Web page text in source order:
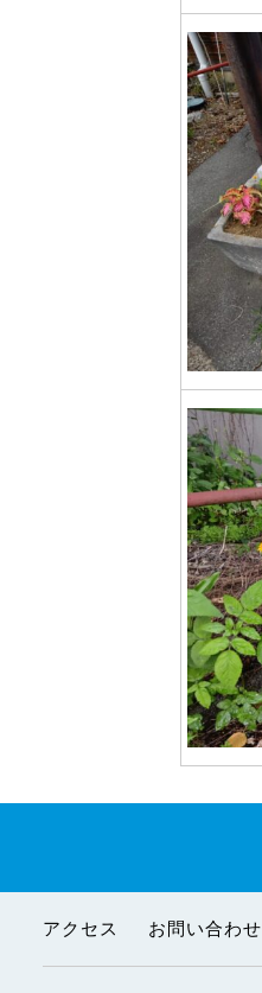
アクセス お問い合わせ